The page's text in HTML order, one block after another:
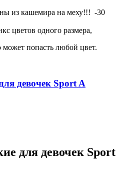
из кашемира на меху!!! -30
цветов одного размера,
может попасть любой цвет.
девочек Sport A
для девочек Sport